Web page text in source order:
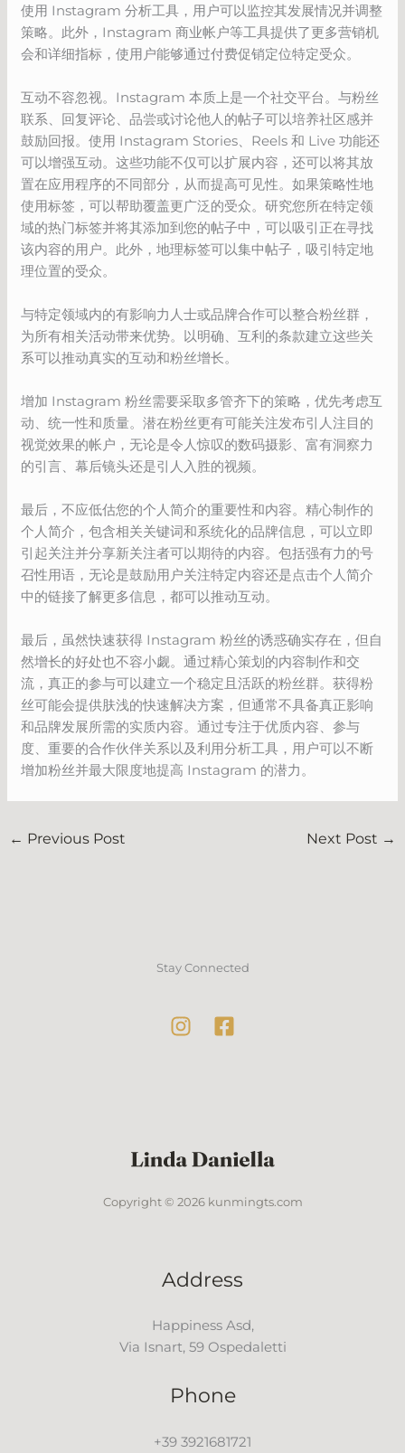
使用 Instagram 分析工具，用户可以监控其发展情况并调整
策略。此外，Instagram 商业帐户等工具提供了更多营销机
会和详细指标，使用户能够通过付费促销定位特定受众。
互动不容忽视。Instagram 本质上是一个社交平台。与粉丝
联系、回复评论、品尝或讨论他人的帖子可以培养社区感并
鼓励回报。使用 Instagram Stories、Reels 和 Live 功能还
可以增强互动。这些功能不仅可以扩展内容，还可以将其放
置在应用程序的不同部分，从而提高可见性。如果策略性地
使用标签，可以帮助覆盖更广泛的受众。研究您所在特定领
域的热门标签并将其添加到您的帖子中，可以吸引正在寻找
该内容的用户。此外，地理标签可以集中帖子，吸引特定地
理位置的受众。
与特定领域内的有影响力人士或品牌合作可以整合粉丝群，
为所有相关活动带来优势。以明确、互利的条款建立这些关
系可以推动真实的互动和粉丝增长。
增加 Instagram 粉丝需要采取多管齐下的策略，优先考虑互
动、统一性和质量。潜在粉丝更有可能关注发布引人注目的
视觉效果的帐户，无论是令人惊叹的数码摄影、富有洞察力
的引言、幕后镜头还是引人入胜的视频。
最后，不应低估您的个人简介的重要性和内容。精心制作的
个人简介，包含相关关键词和系统化的品牌信息，可以立即
引起关注并分享新关注者可以期待的内容。包括强有力的号
召性用语，无论是鼓励用户关注特定内容还是点击个人简介
中的链接了解更多信息，都可以推动互动。
最后，虽然快速获得 Instagram 粉丝的诱惑确实存在，但自
然增长的好处也不容小觑。通过精心策划的内容制作和交
流，真正的参与可以建立一个稳定且活跃的粉丝群。获得粉
丝可能会提供肤浅的快速解决方案，但通常不具备真正影响
和品牌发展所需的实质内容。通过专注于优质内容、参与
度、重要的合作伙伴关系以及利用分析工具，用户可以不断
增加粉丝并最大限度地提高 Instagram 的潜力。
← Previous Post Next Post →
Stay Connected
Copyright © 2026 kunmingts.com
Address
Happiness Asd,
Via Isnart, 59 Ospedaletti
Phone
+39 3921681721